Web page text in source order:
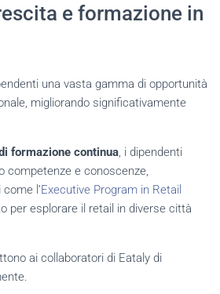
e formazione in
una vasta gamma di opportunità
migliorando significativamente
formazione continua, i dipendenti
competenze e conoscenze,
l’Executive Program in Retail
per esplorare il retail in diverse città
ai collaboratori di Eataly di